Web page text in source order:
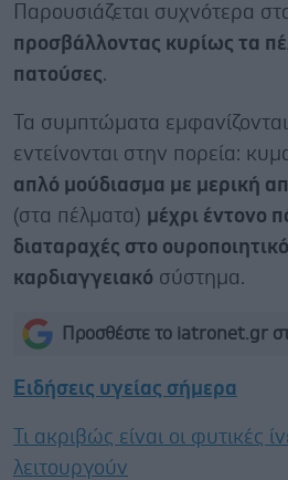
Παρουσιάζεται συχνότερα
προσβάλλοντας κυρίως τα
πατούσες.
Τα συμπτώματα
εντείνονται στην πορεία:
απλό μούδιασμα με μερική
(στα πέλματα) μέχρι έντονο
διαταραχές στο
καρδιαγγειακό σύστημα.
Προσθέστε το iatronet.gr
Ειδήσεις υγείας σήμερα
Τι ακριβώς είναι οι φυτικές
λειτουργούν